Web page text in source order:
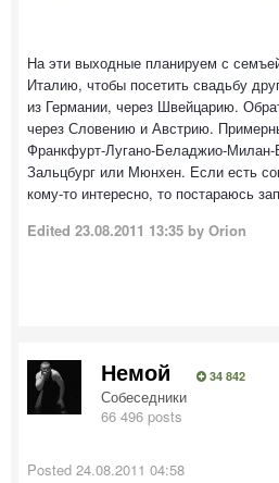
На эти выходные планируем с
Италию, чтобы посетить свадьбу
из Германии, через Швейцарию.
через Словению и Австрию.
Франкфурт-Лугано-Беладжио-Милан-
Зальцбург или Мюнхен. Если есть
кому-то интересно, то постараюсь
Edited 23.08.2011 13:35 by Orion
Немой 34 842
Собеседники
66 496 posts
Posted 24.08.2011 04:58